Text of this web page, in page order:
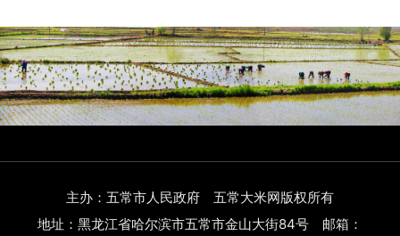
主办：五常市人民政府 五常大米网版权所有
地址：黑龙江省哈尔滨市五常市金山大街84号 邮箱：